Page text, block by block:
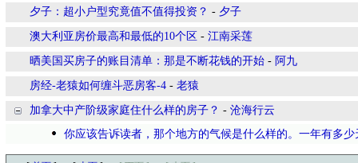
夕子：超小户型究竟值不值得投资？ - 夕子
澳大利亚房价最高和最低的10个区 - 江南采莲
晒美国买房子的账目清单：那是不断花钱的开始 - 阿九
房经-老猿如何缠斗恶房客-4 - 老猿
加拿大中产阶级家庭住什么样的房子？ - 沧海行云
你应该告诉读者，那个地方的气候是什么样的。一年有多少